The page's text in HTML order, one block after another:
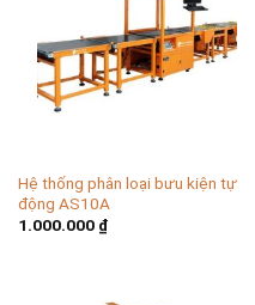
Hệ thống phân loại bưu kiện tự
động AS10A
1.000.000 ₫